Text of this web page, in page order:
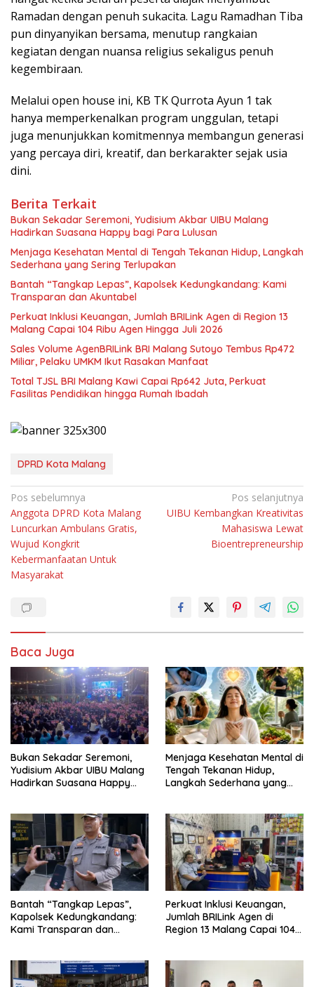
Ramadan dengan penuh sukacita. Lagu Ramadhan Tiba
pun dinyanyikan bersama, menutup rangkaian
kegiatan dengan nuansa religius sekaligus penuh
kegembiraan.
Melalui open house ini, KB TK Qurrota Ayun 1 tak
hanya memperkenalkan program unggulan, tetapi
juga menunjukkan komitmennya membangun generasi
yang percaya diri, kreatif, dan berkarakter sejak usia
dini.
Berita Terkait
Bukan Sekadar Seremoni, Yudisium Akbar UIBU Malang
Hadirkan Suasana Happy bagi Para Lulusan
Menjaga Kesehatan Mental di Tengah Tekanan Hidup, Langkah
Sederhana yang Sering Terlupakan
Bantah “Tangkap Lepas”, Kapolsek Kedungkandang: Kami
Transparan dan Akuntabel
Perkuat Inklusi Keuangan, Jumlah BRILink Agen di Region 13
Malang Capai 104 Ribu Agen Hingga Juli 2026
Sales Volume AgenBRILink BRI Malang Sutoyo Tembus Rp472
Miliar, Pelaku UMKM Ikut Rasakan Manfaat
Total TJSL BRI Malang Kawi Capai Rp642 Juta, Perkuat
Fasilitas Pendidikan hingga Rumah Ibadah
DPRD Kota Malang
Navigasi
pos
Pos sebelumnya
Anggota DPRD Kota Malang
Luncurkan Ambulans Gratis,
Wujud Kongkrit
Kebermanfaatan Untuk
Masyarakat
Pos selanjutnya
UIBU Kembangkan Kreativitas
Mahasiswa Lewat
Bioentrepreneurship
Baca Juga
Bukan Sekadar Seremoni,
Yudisium Akbar UIBU Malang
Hadirkan Suasana Happy
Menjaga Kesehatan Mental di
Tengah Tekanan Hidup,
Langkah Sederhana yang
Bantah “Tangkap Lepas”,
Kapolsek Kedungkandang:
Kami Transparan dan
Perkuat Inklusi Keuangan,
Jumlah BRILink Agen di
Region 13 Malang Capai 104